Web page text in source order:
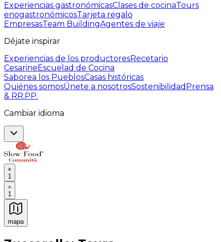
Experiencias gastronómicasClases de cocinaTours
enogastronómicosTarjeta regalo
EmpresasTeam BuildingAgentes de viaje
Déjate inspirar
Experiencias de los productoresRecetario
CesarineEscuelad de Cocina
Saborea los PueblosCasas históricas
Quiénes somosÚnete a nosotrosSostenibilidad Prensa
& RR.PP.
Cambiar idioma
1
1
mapa